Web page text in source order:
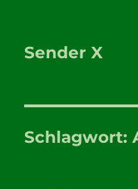
Sender X
Schlagwort: